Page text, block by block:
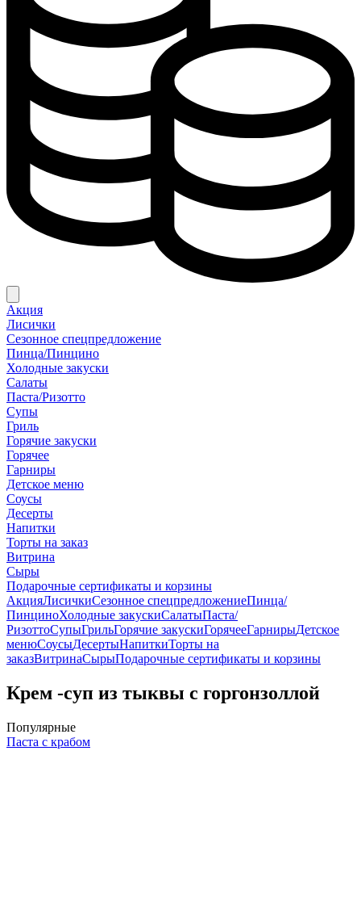
Акция
Лисички
Сезонное спецпредложение
Пинца/Пинцино
Холодные закуски
Салаты
Паста/Ризотто
Супы
Гриль
Горячие закуски
Горячее
Гарниры
Детское меню
Соусы
Десерты
Напитки
Торты на заказ
Витрина
Сыры
Подарочные сертификаты и корзины
АкцияЛисичкиСезонное спецпредложениеПинца/
ПинциноХолодные закускиСалатыПаста/
РизоттоСупыГрильГорячие закускиГорячееГарнирыДетское
менюСоусыДесертыНапиткиТорты на
заказВитринаСырыПодарочные сертификаты и корзины
Крем -суп из тыквы с горгонзоллой
Популярные
Паста с крабом